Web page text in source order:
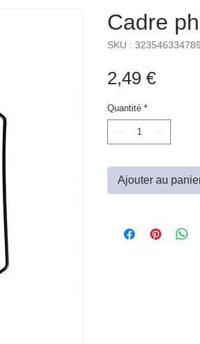
Cadre
SKU :
2,49 €Prix
Quantité *
Ajouter au